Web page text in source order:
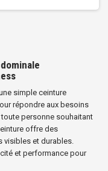
simple ceinture
répondre aux besoins
personne souhaitant
offre des
visibles et durables.
et performance pour